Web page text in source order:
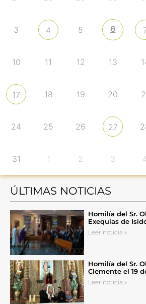
3 4 5 6
10 11 12 13
17 18 19 20
24 25 26 27
31 1 2 3
ÚLTIMAS NOTICIAS
Homilía del Sr.
Exequias de
Leer noticia »
Homilía del Sr.
Clemente el 19
Leer noticia »